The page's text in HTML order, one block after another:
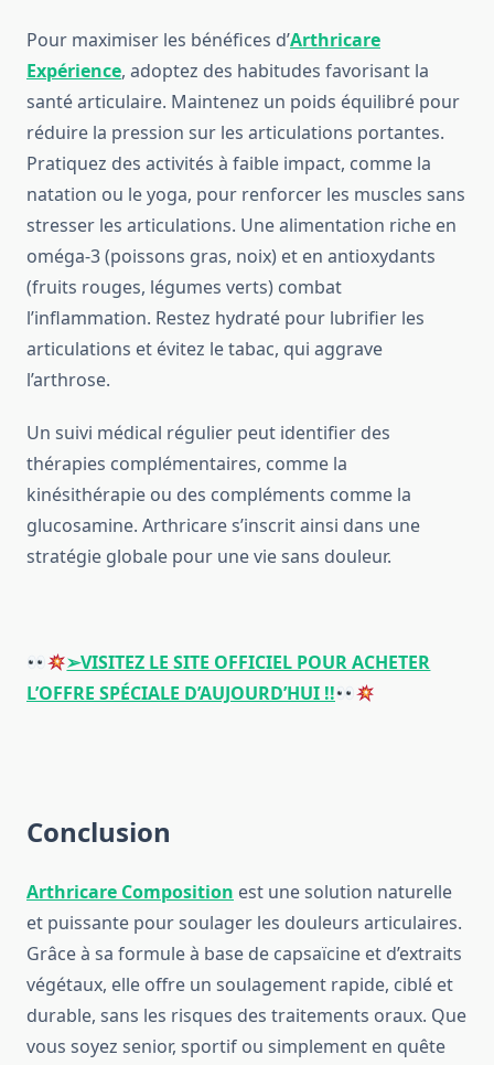
Pour maximiser les bénéfices d’Arthricare
Expérience, adoptez des habitudes favorisant la
santé articulaire. Maintenez un poids équilibré pour
réduire la pression sur les articulations portantes.
Pratiquez des activités à faible impact, comme la
natation ou le yoga, pour renforcer les muscles sans
stresser les articulations. Une alimentation riche en
oméga-3 (poissons gras, noix) et en antioxydants
(fruits rouges, légumes verts) combat
l’inflammation. Restez hydraté pour lubrifier les
articulations et évitez le tabac, qui aggrave
l’arthrose.
Un suivi médical régulier peut identifier des
thérapies complémentaires, comme la
kinésithérapie ou des compléments comme la
glucosamine. Arthricare s’inscrit ainsi dans une
stratégie globale pour une vie sans douleur.
➢VISITEZ LE SITE OFFICIEL POUR ACHETER
L’OFFRE SPÉCIALE D’AUJOURD’HUI !!
Conclusion
Arthricare Composition est une solution naturelle
et puissante pour soulager les douleurs articulaires.
Grâce à sa formule à base de capsaïcine et d’extraits
végétaux, elle offre un soulagement rapide, ciblé et
durable, sans les risques des traitements oraux. Que
vous soyez senior, sportif ou simplement en quête